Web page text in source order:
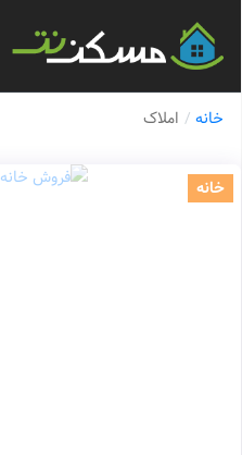
خانه املاک
خانه